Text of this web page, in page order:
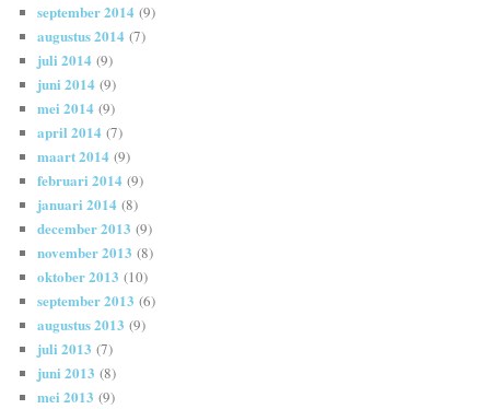
september 2014 (9)
augustus 2014 (7)
juli 2014 (9)
juni 2014 (9)
mei 2014 (9)
april 2014 (7)
maart 2014 (9)
februari 2014 (9)
januari 2014 (8)
december 2013 (9)
november 2013 (8)
oktober 2013 (10)
september 2013 (6)
augustus 2013 (9)
juli 2013 (7)
juni 2013 (8)
mei 2013 (9)